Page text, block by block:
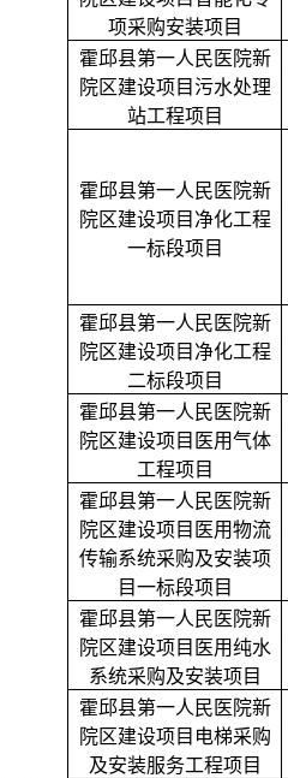
项采购安装项目
霍邱县第一人民医院新
院区建设项目污水处理
站工程项目
霍邱县第一人民医院新
院区建设项目净化工程
一标段项目
霍邱县第一人民医院新
院区建设项目净化工程
二标段项目
霍邱县第一人民医院新
院区建设项目医用气体
工程项目
霍邱县第一人民医院新
院区建设项目医用物流
传输系统采购及安装项
目一标段项目
霍邱县第一人民医院新
院区建设项目医用纯水
系统采购及安装项目
霍邱县第一人民医院新
院区建设项目电梯采购
及安装服务工程项目